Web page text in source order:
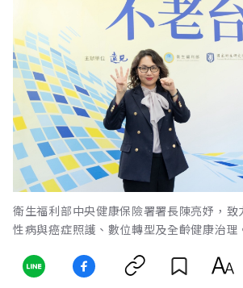
衛生福利部中央健康保險署署長陳亮妤，致
性病與癌症照護、數位轉型及全齡健康治理